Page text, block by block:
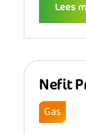
Lees
Nefit
Gas